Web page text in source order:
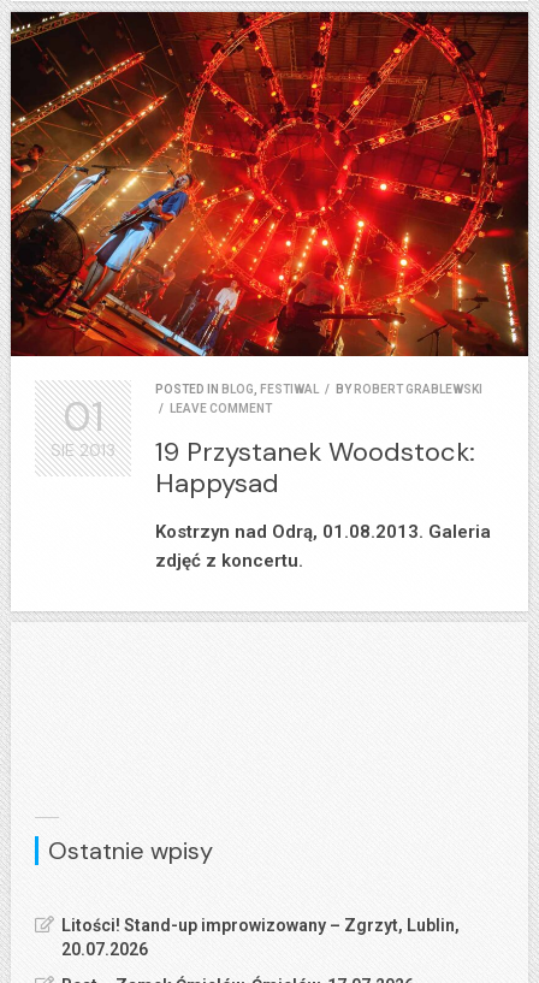
POSTED IN BLOG FESTIWAL / BY ROBERT GRABLEWSKI
/
LEAVE COMMENT
19 Przystanek Woodstock:
Happysad
Kostrzyn nad Odrą, 01.08.2013. Galeria
zdjęć z koncertu.
01
SIE2013
Ostatnie wpisy
Litości! Stand-up improwizowany – Zgrzyt, Lublin,
20.07.2026